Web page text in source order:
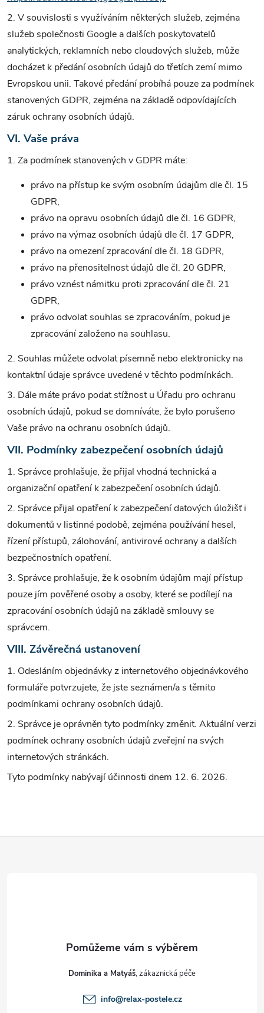
2. V souvislosti s využíváním některých služeb, zejména
služeb společnosti Google a dalších poskytovatelů
analytických, reklamních nebo cloudových služeb, může
docházet k předání osobních údajů do třetích zemí mimo
Evropskou unii. Takové předání probíhá pouze za podmínek
stanovených GDPR, zejména na základě odpovídajících
záruk ochrany osobních údajů.
VI. Vaše práva
1. Za podmínek stanovených v GDPR máte:
právo na přístup ke svým osobním údajům dle čl. 15
GDPR,
právo na opravu osobních údajů dle čl. 16 GDPR,
právo na výmaz osobních údajů dle čl. 17 GDPR,
právo na omezení zpracování dle čl. 18 GDPR,
právo na přenositelnost údajů dle čl. 20 GDPR,
právo vznést námitku proti zpracování dle čl. 21
GDPR,
právo odvolat souhlas se zpracováním, pokud je
zpracování založeno na souhlasu.
2. Souhlas můžete odvolat písemně nebo elektronicky na
kontaktní údaje správce uvedené v těchto podmínkách.
3. Dále máte právo podat stížnost u Úřadu pro ochranu
osobních údajů, pokud se domníváte, že bylo porušeno
Vaše právo na ochranu osobních údajů.
VII. Podmínky zabezpečení osobních údajů
1. Správce prohlašuje, že přijal vhodná technická a
organizační opatření k zabezpečení osobních údajů.
2. Správce přijal opatření k zabezpečení datových úložišť i
dokumentů v listinné podobě, zejména používání hesel,
řízení přístupů, zálohování, antivirové ochrany a dalších
bezpečnostních opatření.
3. Správce prohlašuje, že k osobním údajům mají přístup
pouze jím pověřené osoby a osoby, které se podílejí na
zpracování osobních údajů na základě smlouvy se
správcem.
VIII. Závěrečná ustanovení
1. Odesláním objednávky z internetového objednávkového
formuláře potvrzujete, že jste seznámen/a s těmito
podmínkami ochrany osobních údajů.
2. Správce je oprávněn tyto podmínky změnit. Aktuální verzi
podmínek ochrany osobních údajů zveřejní na svých
internetových stránkách.
Tyto podmínky nabývají účinnosti dnem 12. 6. 2026.
Dominika a Matyáš
info@relax-postele.cz